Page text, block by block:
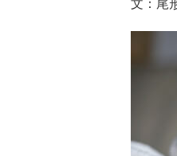
文：尾